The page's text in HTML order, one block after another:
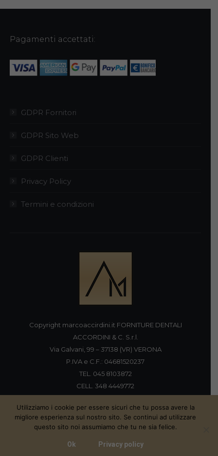
Pagamenti accettati:
GDPR Fornitori
GDPR Sito Web
GDPR Clienti
Privacy Policy
Termini e condizioni
Copyright marcoaccirdini.it FORNITURE DENTALI
ACCORDINI & C. S.r.l.
Via Galvani, 99 – 37138 (VR) VERONA
P.IVA e C.F.: 04681520237
TEL. 045 8103872
CELL. 348 4449772
Proudly handmade by
Utilizziamo i cookie per essere sicuri che tu possa avere la
migliore esperienza sul nostro sito. Se continui ad utilizzare
questo sito noi assumiamo che tu ne sia felice.
Ok Privacy policy